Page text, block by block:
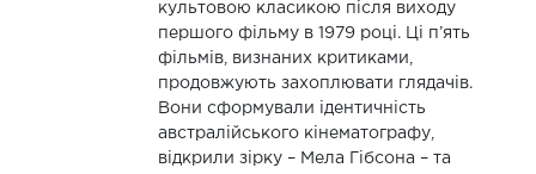
культовою класикою після виходу
першого фільму в 1979 році. Ці п’ять
фільмів, визнаних критиками,
продовжують захоплювати глядачів.
Вони сформували ідентичність
австралійського кінематографу,
відкрили зірку – Мела Гібсона – та